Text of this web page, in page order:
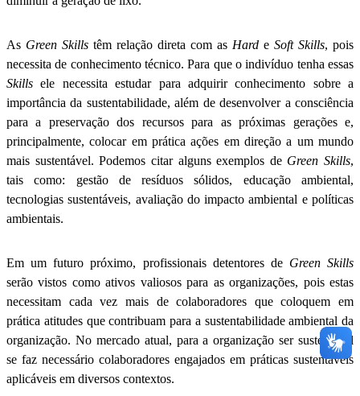
As Green Skills têm relação direta com as Hard e Soft Skills, pois
necessita de conhecimento técnico. Para que o indivíduo tenha essas
Skills ele necessita estudar para adquirir conhecimento sobre a
importância da sustentabilidade, além de desenvolver a consciência
para a preservação dos recursos para as próximas gerações e,
principalmente, colocar em prática ações em direção a um mundo
mais sustentável. Podemos citar alguns exemplos de Green Skills,
tais como: gestão de resíduos sólidos, educação ambiental,
tecnologias sustentáveis, avaliação do impacto ambiental e políticas
ambientais.
Em um futuro próximo, profissionais detentores de Green Skills
serão vistos como ativos valiosos para as organizações, pois estas
necessitam cada vez mais de colaboradores que coloquem em
prática atitudes que contribuam para a sustentabilidade ambiental da
organização. No mercado atual, para a organização ser sustentável
se faz necessário colaboradores engajados em práticas sustentáveis
aplicáveis em diversos contextos.